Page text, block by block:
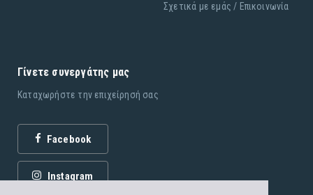
Σχετικά με εμάς / Επικοινωνία
Γίνετε συνεργάτης μας
Καταχωρήστε την επιχείρησή σας
Facebook
Instagram